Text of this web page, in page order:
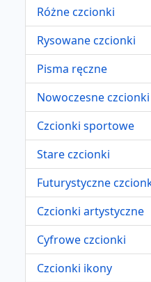
Różne czcionki
Rysowane czcionki
Pisma ręczne
Nowoczesne czcionki
Czcionki sportowe
Stare czcionki
Futurystyczne
Czcionki artystyczne
Cyfrowe czcionki
Czcionki ikony